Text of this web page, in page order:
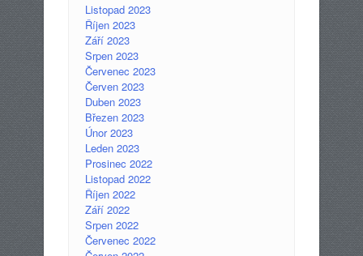
Listopad 2023
Říjen 2023
Září 2023
Srpen 2023
Červenec 2023
Červen 2023
Duben 2023
Březen 2023
Únor 2023
Leden 2023
Prosinec 2022
Listopad 2022
Říjen 2022
Září 2022
Srpen 2022
Červenec 2022